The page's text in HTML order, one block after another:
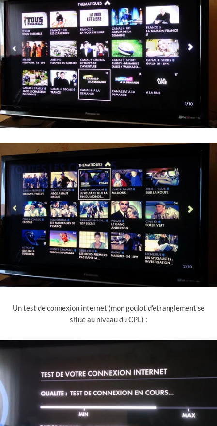
Un test de connexion internet (mon goulot d’étranglement se
situe au niveau du CPL) :